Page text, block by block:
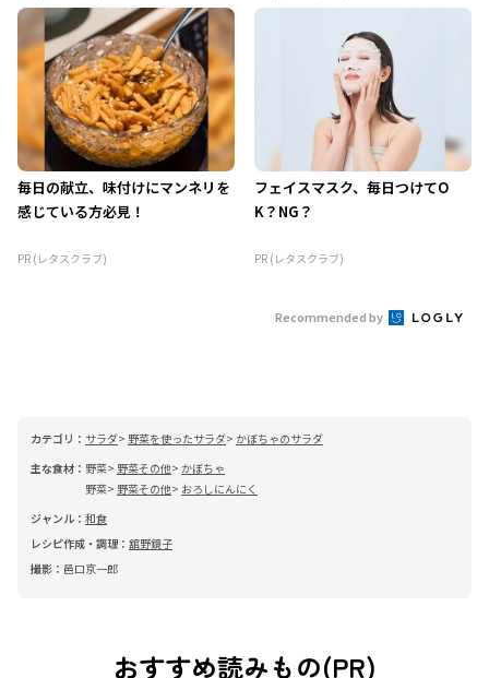
毎日の献立、味付けにマンネリを
感じている方必見！
PR (レタスクラブ)
フェイスマスク、毎日つけてO
K？NG？
PR (レタスクラブ)
Recommended by
カテゴリ： サラダ 野菜を使ったサラダ
かぼちゃのサラダ
主な食材： 野菜 野菜その他
かぼちゃ
野菜
野菜その他
おろしにんにく
ジャンル： 和食
レシピ作成・調理： 舘野鏡子
撮影： 邑口京一郎
おすすめ読みもの(PR)